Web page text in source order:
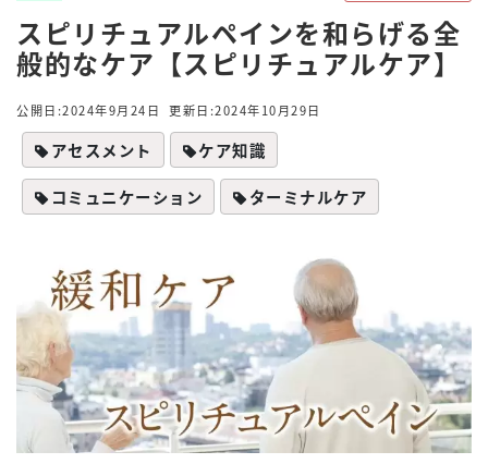
スピリチュアルペインを和らげる全
般的なケア【スピリチュアルケア】
公開日:2024年9月24日 更新日:2024年10月29日
アセスメント ケア知識
コミュニケーション ターミナルケア